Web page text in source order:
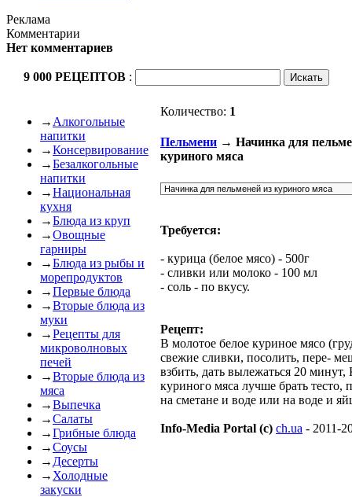
Реклама
Комментарии
Нет комментариев
9 000 РЕЦЕПТОВ :
→ Алкогольные
напитки
→Консервирование
→Безалкогольные
напитки
→Национальная
кухня
→Блюда из круп
→Овощные
гарниры
→Блюда из рыбы и
морепродуктов
→Первые блюда
→Вторые блюда из
муки
→Рецепты для
микроволновых
печей
→Вторые блюда из
мяса
→Выпечка
→Салаты
→Грибные блюда
→Соусы
→ Десерты
→ Холодные
закуски
Количество: 1
Пельмени → Начинка для
куриного мяса
Требуется:
- курица (белое мясо) - 500г
- сливки или молоко - 100 мл
- соль - по вкусу.
Рецепт:
В молотое белое куриное мясо
свежие сливки, посолить, пере-
взбить, дать вылежаться 20
куриного мяса лучше брать тесто,
на сметане и воде или на воде и
Info-Media Portal (c) ch.ua - 2011-